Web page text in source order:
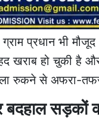
प्रधान भी
खराब हो चुकी है
रुकने से अफरा-
सड़कों